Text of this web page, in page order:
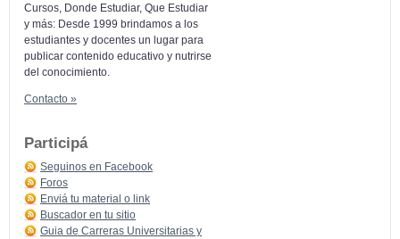
Cursos, Donde Estudiar, Que Estudiar
y más: Desde 1999 brindamos a los
estudiantes y docentes un lugar para
publicar contenido educativo y nutrirse
del conocimiento.
Contacto »
Participá
Seguinos en Facebook
Foros
Enviá tu material o link
Buscador en tu sitio
Guia de Carreras Universitarias y